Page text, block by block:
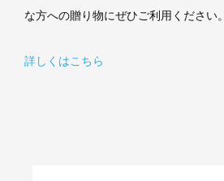
な方への贈り物にぜひご利用ください。
詳しくはこちら